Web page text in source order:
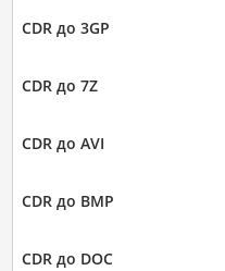
CDR до 3GP
CDR до 7Z
CDR до AVI
CDR до BMP
CDR до DOC